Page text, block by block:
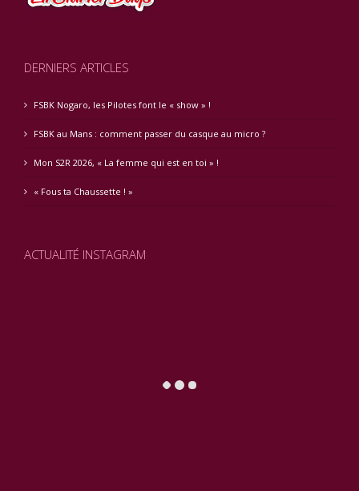
DERNIERS ARTICLES
FSBK Nogaro, les Pilotes font le « show » !
FSBK au Mans : comment passer du casque au micro ?
Mon S2R 2026, « La femme qui est en toi » !
« Fous ta Chaussette ! »
ACTUALITÉ INSTAGRAM